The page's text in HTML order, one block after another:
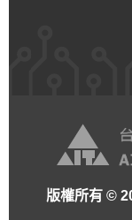
版權所有 ©